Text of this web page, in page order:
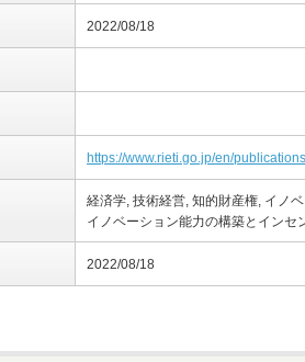
2022/08/18
https://www.rieti.go.jp/en/
経済学, 技術経営, 知的財産権, イノ
イノベーション能力の構築とイン
2022/08/18